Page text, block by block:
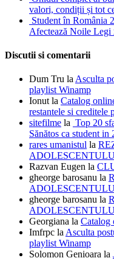
valori, condiții și tot
Student în România
Afectează Noile Legi
Discutii si comentarii
Dum Tru la Asculta
playlist Winamp
Ionut la Catalog
restantele si creditele
sitefilme la Top 20
Sănătos ca student in
rares umanistul la
Razvan Eugen la
gheorge barosanu la
gheorge barosanu la
Georgiana la Catalog
Imfrpc la Asculta
playlist Winamp
Solomon Genioara la